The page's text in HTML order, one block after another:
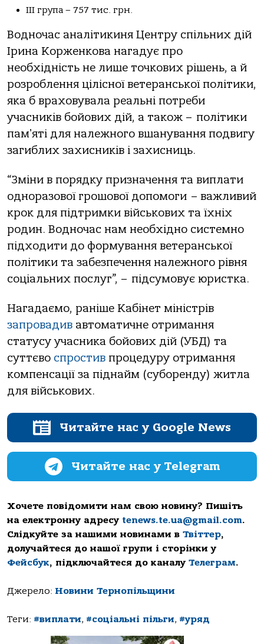
III група – 757 тис. грн.
Водночас аналітикиня Центру спільних дій
Ірина Корженкова нагадує про
необхідність не лише точкових рішень, а й
розроблення цілісної ветеранської політики,
яка б враховувала реальні потреби
учасників бойових дій, а також – політики
памʼяті для належного вшанування подвигу
загиблих захисників і захисниць.
“Зміни в порядку призначення та виплати
одноразової грошової допомоги – важливий
крок для підтримки військових та їхніх
родин. Водночас нам необхідно системно
підходити до формування ветеранської
політики та забезпечення належного рівня
соціальних послуг”, – підсумовує юристка.
Нагадаємо, раніше Кабінет міністрів
запровадив автоматичне отримання
статусу учасника бойових дій (УБД) та
суттєво спростив процедуру отримання
компенсації за піднайм (суборенду) житла
для військових.
Читайте нас у Google News
Читайте нас у Telegram
Хочете повідомити нам свою новину? Пишіть
на електронну адресу tenews.te.ua@gmail.com.
Слідкуйте за нашими новинами в Твіттер,
долучайтеся до нашої групи і сторінки у
Фейсбук, підключайтеся до каналу Телеграм.
Джерело: Новини Тернопільщини
Теги: #виплати, #соціальні пільги, #уряд